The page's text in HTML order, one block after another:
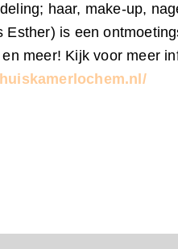
haar, make-up,
Esther) is een
meer! Kijk voor meer